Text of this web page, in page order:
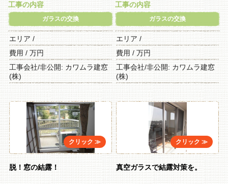
工事の内容
ガラスの交換
エリア /
費用 / 万円
工事会社/非公開: カワムラ建窓
(株)
工事の内容
ガラスの交換
エリア /
費用 / 万円
工事会社/非公開: カワムラ建窓
(株)
脱！窓の結露！ 真空ガラスで結露対策を。